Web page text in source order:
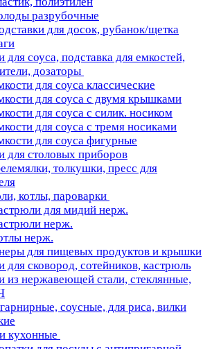
разрубочные
для досок, рубанок/щетка
для соуса, подставка для емкостей,
дозаторы
для соуса классические
для соуса с двумя крышками
для соуса с силик. носиком
для соуса с тремя носиками
для соуса фигурные
для столовых приборов
толкушки, пресс для
котлы, пароварки
для мидий нерж.
нерж.
нерж.
для пищевых продуктов и крышки
сковород, сотейников, кастрюль
нержавеющей стали, стеклянные,
соусные, для риса, вилки
кухонные